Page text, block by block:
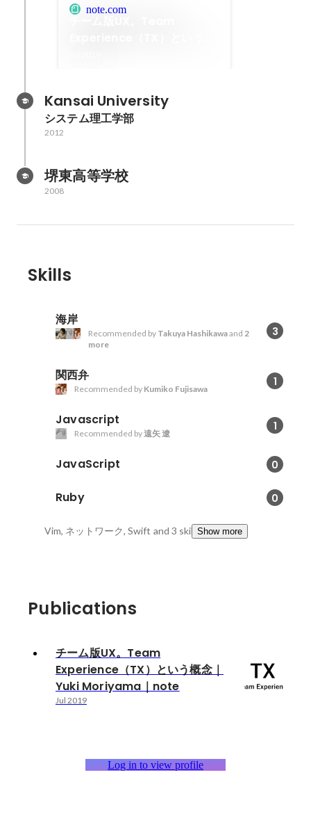
note.com
Kansai University
システム理工学部
2012
堺東高等学校
2008
Skills
海岸
3
Recommended by Takuya Hashikawaand 2
more
関西弁 1
Recommended by Kumiko Fujisawa
Javascript 1
Recommended by遠矢 遼
JavaScript 0
Ruby 0
Vim, ネットワーク, Swift and 3 skillsShow more
Publications
チーム版UX。Team
Experience（TX）という概念｜
Yuki Moriyama｜note
Jul 2019
Log in to view profile